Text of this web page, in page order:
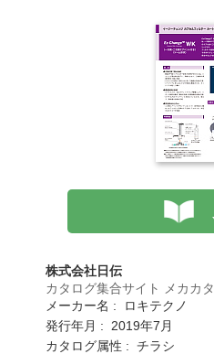
株式会社日伝
カタログ集合サイト メカカタ
メーカー名 : ロキテクノ
発行年月 : 2019年7月
カタログ属性 : チラシ